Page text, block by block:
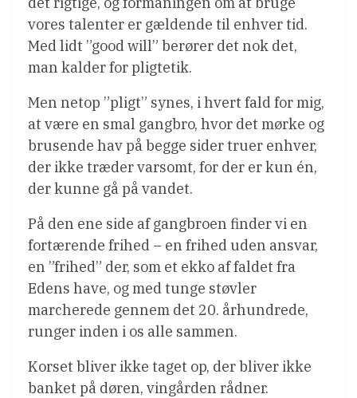
vores talenter er gældende til enhver tid.
Med lidt ”good will” berører det nok det,
man kalder for pligtetik.
Men netop ”pligt” synes, i hvert fald for mig,
at være en smal gangbro, hvor det mørke og
brusende hav på begge sider truer enhver,
der ikke træder varsomt, for der er kun én,
der kunne gå på vandet.
På den ene side af gangbroen finder vi en
fortærende frihed – en frihed uden ansvar,
en ”frihed” der, som et ekko af faldet fra
Edens have, og med tunge støvler
marcherede gennem det 20. århundrede,
runger inden i os alle sammen.
Korset bliver ikke taget op, der bliver ikke
banket på døren, vingården rådner.